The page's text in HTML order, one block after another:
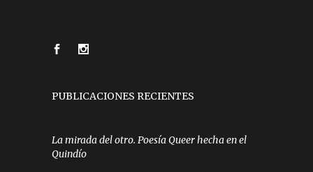
PUBLICACIONES RECIENTES
La mirada del otro. Poesía Queer hecha en el
Quindío